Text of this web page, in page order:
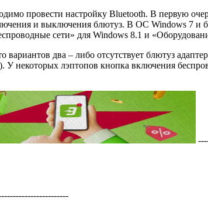
провести настройку Bluetooth. В первую
и выключения блютуз. В ОС Windows 7
сети» для Windows 8.1 и
два – либо отсутствует блютуз
У некоторых лэптопов кнопка включения